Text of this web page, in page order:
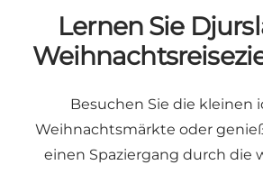
Lernen Sie
Besuchen Sie die kleinen
Weihnachtsmärkte oder
einen Spaziergang durch die